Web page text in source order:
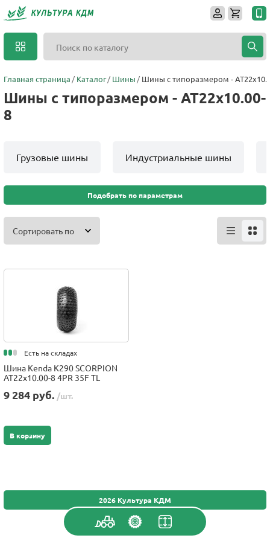
Главная страница Каталог Шины Шины с типоразмером -
Шины с типоразмером - AT22x10.00-
8
Грузовые шины Индустриальные шины
Подобрать по параметрам
Сортировать по
Есть на складах
Шина Kenda K290 SCORPION
AT22x10.00-8 4PR 35F TL
9 284 руб. /шт.
В корзину
2026 Культура КДМ